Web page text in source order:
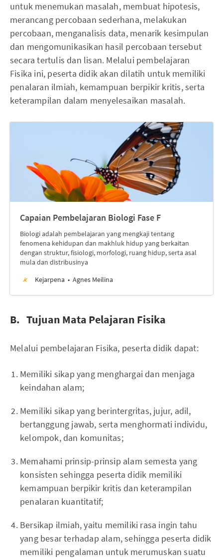
untuk menemukan masalah, membuat hipotesis,
merancang percobaan sederhana, melakukan
percobaan, menganalisis data, menarik kesimpulan
dan mengomunikasikan hasil percobaan tersebut
secara tertulis dan lisan. Melalui pembelajaran
Fisika ini, peserta didik akan dilatih untuk memiliki
penalaran ilmiah, kemampuan berpikir kritis, serta
keterampilan dalam menyelesaikan masalah.
Capaian Pembelajaran Biologi Fase F
Biologi adalah pembelajaran yang mengkaji tentang
fenomena kehidupan dan makhluk hidup yang berkaitan
dengan struktur, fisiologi, morfologi, ruang hidup, serta asal
mula dan distribusinya
Kejarpena
Agnes Meilina
B. Tujuan Mata Pelajaran Fisika
Melalui pembelajaran Fisika, peserta didik dapat:
Memiliki sikap yang menghargai dan menjaga
keindahan alam;
Memiliki sikap yang berintergritas, jujur, adil,
bertanggung jawab, serta menghormati individu,
kelompok, dan komunitas;
Memahami prinsip-prinsip alam semesta yang
konsisten sehingga peserta didik memiliki
kemampuan berpikir kritis dan keterampilan
penalaran kuantitatif;
Bersikap ilmiah, yaitu memiliki rasa ingin tahu
yang besar terhadap alam, sehingga peserta didik
memiliki pengalaman untuk merumuskan suatu